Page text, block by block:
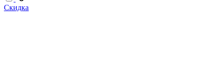
Скидка